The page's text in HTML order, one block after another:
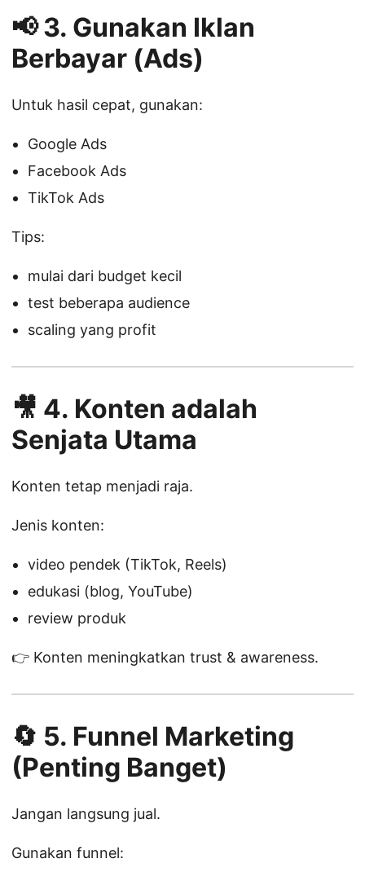
📢 3. Gunakan Iklan
Berbayar (Ads)
Untuk hasil cepat, gunakan:
Google Ads
Facebook Ads
TikTok Ads
Tips:
mulai dari budget kecil
test beberapa audience
scaling yang profit
🎥 4. Konten adalah
Senjata Utama
Konten tetap menjadi raja.
Jenis konten:
video pendek (TikTok, Reels)
edukasi (blog, YouTube)
review produk
👉 Konten meningkatkan trust & awareness.
🔄 5. Funnel Marketing
(Penting Banget)
Jangan langsung jual.
Gunakan funnel: